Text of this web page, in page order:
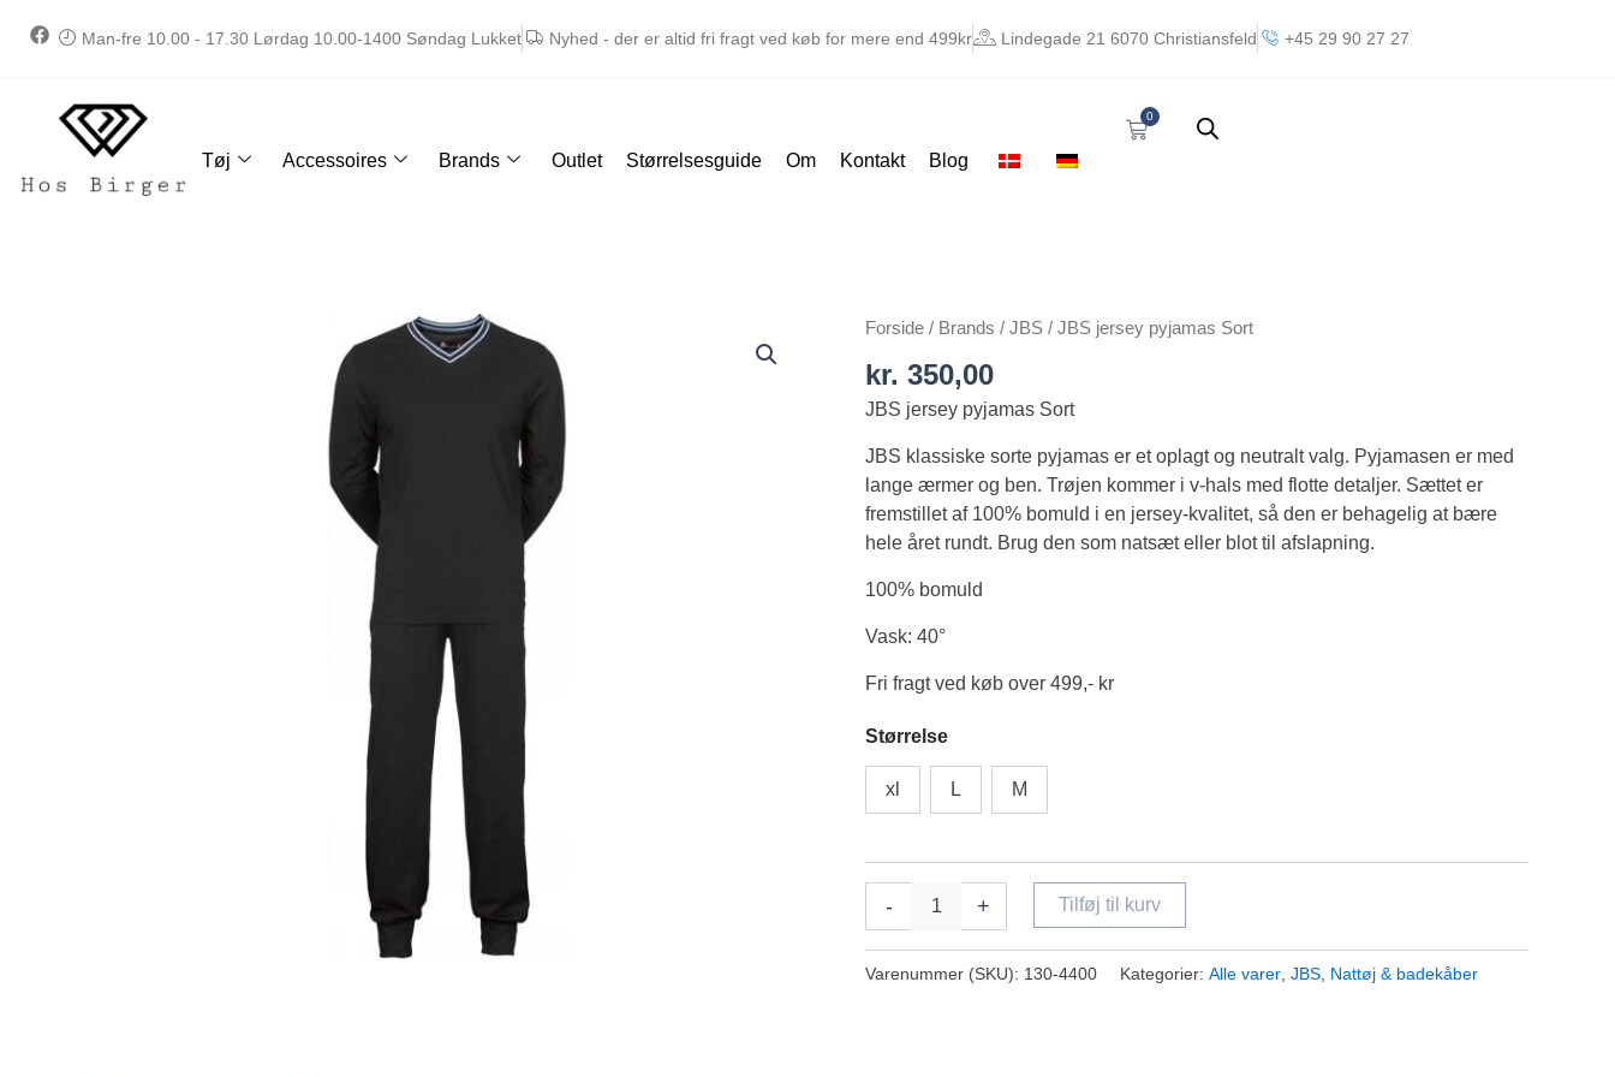
F
a
Man-fre 10.00 - 17.30 Lørdag 10.00-1400 Søndag Lukket Nyhed - der er altid fri fragt ved køb for mere end 499kr Lindegade 21 6070 Christiansfeld +45 29 90 27 27
Tøj Accessoires Brands Outlet Størrelsesguide Om Kontakt Blog
0
Kurv
Forside / Brands / JBS / JBS jersey pyjamas Sort
kr. 350,00
JBS jersey pyjamas Sort
JBS klassiske sorte pyjamas er et oplagt og neutralt valg. Pyjamasen er med
lange ærmer og ben. Trøjen kommer i v-hals med flotte detaljer. Sættet er
fremstillet af 100% bomuld i en jersey-kvalitet, så den er behagelig at bære
hele året rundt. Brug den som natsæt eller blot til afslapning.
100% bomuld
Vask: 40°
Fri fragt ved køb over 499,- kr
Størrelse
xl L M
-
JBS
pyjamas
Sort
+ Tilføj til kurv
Varenummer (SKU): 130-4400 Kategorier: Alle varer JBS Nattøj & badekåber